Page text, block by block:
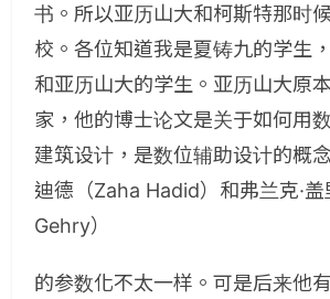
书。所以亚历山大和柯斯特那时
校。各位知道我是夏铸九的学生
和亚历山大的学生。亚历山大原
家，他的博士论文是关于如何用
建筑设计，是数位辅助设计的概
迪德（Zaha Hadid）和弗兰克·
Gehry）
的参数化不太一样。可是后来他